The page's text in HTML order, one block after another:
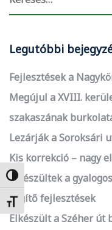
Nagy kontraszt váltása
Betűméret váltása
Legutóbbi
Fejlesztések a
Megújul a XVIII.
szakaszának
Lezárják a Soroksári
Kis korrekció – nagy
elkészültek a
segítő fejlesztések
Elkészült a Széher